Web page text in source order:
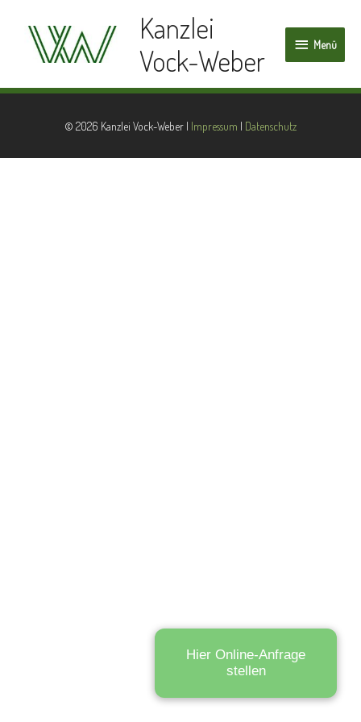
Kanzlei
Vock-Weber
Menü
© 2026 Kanzlei Vock-Weber | Impressum | Datenschutz
Hier Online-Anfrage
stellen